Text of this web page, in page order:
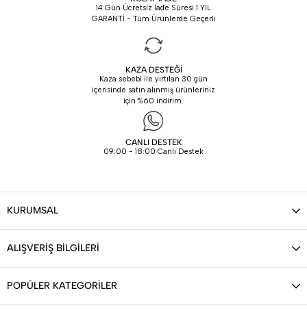
14 Gün Ücretsiz İade Süresi 1 YIL
GARANTİ - Tüm Ürünlerde Geçerli
KAZA DESTEĞİ
Kaza sebebi ile yırtılan 30 gün
içerisinde satın alınmış ürünleriniz
için %60 indirim.
CANLI DESTEK
09:00 - 18:00 Canlı Destek
KURUMSAL
ALIŞVERİŞ BİLGİLERİ
POPÜLER KATEGORİLER